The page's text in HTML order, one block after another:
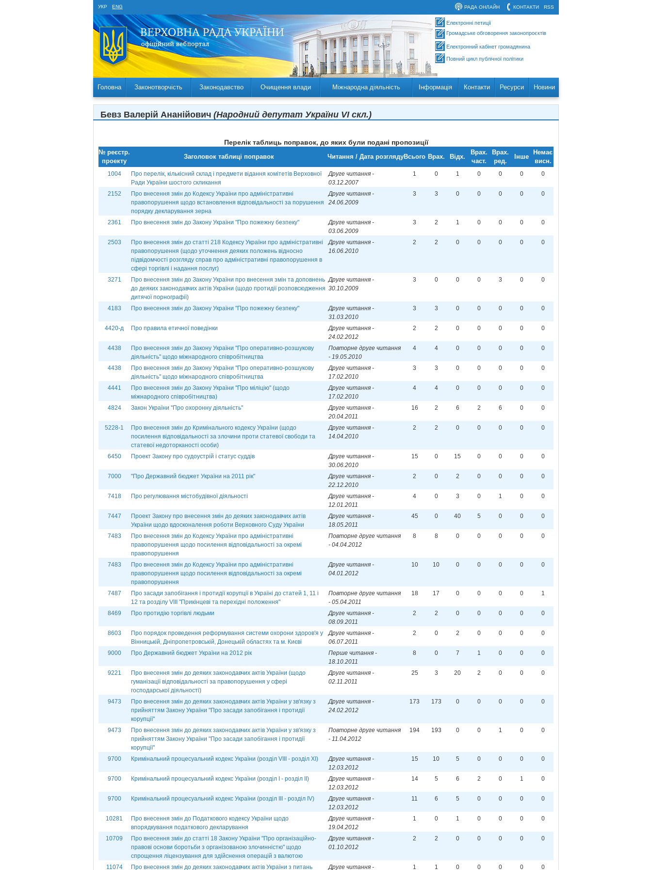
УКР ENG RSS
КОНТАКТИ
РАДА ОНЛАЙН
Електронні петиції
Громадське обговорення законопроєктів
Електронний кабінет громадянина
Повний цикл публічної політики
Головна Законотворчість Законодавство Очищення влади Міжнародна діяльність Інформація Контакти Ресурси Новини
Бевз Валерій Ананійович (Народний депутат України VI скл.)
Перелік таблиць поправок, до яких були подані пропозиції
№ реєстр.
проекту
Заголовок таблиці поправок Читання / Дата розглядуВсього Врах. Відх.
Врах.
част.
Врах.
ред.
Інше
Немає
висн.
1004
Про перелік, кількісний склад і предмети відання комітетів Верховної
Ради України шостого скликання
Друге читання -
03.12.2007
1 0 1 0 0 0 0
2152
Про внесення змін до Кодексу України про адміністративні
правопорушення щодо встановлення відповідальності за порушення
порядку декларування зерна
Друге читання -
24.06.2009
3 3 0 0 0 0 0
2361 Про внесення змін до Закону України "Про пожежну безпеку"
Друге читання -
03.06.2009
3 2 1 0 0 0 0
2503
Про внесення змін до статті 218 Кодексу України про адміністративні
правопорушення (щодо уточнення деяких положень відносно
підвідомчості розгляду справ про адміністративні правопорушення в
сфері торгівлі і надання послуг)
Друге читання -
16.06.2010
2 2 0 0 0 0 0
3271
Про внесення змін до Закону України про внесення змін та доповнень
до деяких законодавчих актів України (щодо протидії розповсюдження
дитячої порнографії)
Друге читання -
30.10.2009
3 0 0 0 3 0 0
4183 Про внесення змін до Закону України "Про пожежну безпеку"
Друге читання -
31.03.2010
3 3 0 0 0 0 0
4420-д Про правила етичної поведінки
Друге читання -
24.02.2012
2 2 0 0 0 0 0
4438
Про внесення змін до Закону України ''Про оперативно-розшукову
діяльність" щодо міжнародного співробітництва
Повторне друге читання
- 19.05.2010
4 4 0 0 0 0 0
4438
Про внесення змін до Закону України ''Про оперативно-розшукову
діяльність" щодо міжнародного співробітництва
Друге читання -
17.02.2010
3 3 0 0 0 0 0
4441
Про внесення змін до Закону України ''Про міліцію" (щодо
міжнародного співробітництва)
Друге читання -
17.02.2010
4 4 0 0 0 0 0
4824 Закон України ''Про охоронну діяльність''
Друге читання -
20.04.2011
16 2 6 2 6 0 0
5228-1
Про внесення змін до Кримінального кодексу України (щодо
посилення відповідальності за злочини проти статевої свободи та
статевої недоторканості особи)
Друге читання -
14.04.2010
2 2 0 0 0 0 0
6450 Проект Закону про судоустрій і статус суддів
Друге читання -
30.06.2010
15 0 15 0 0 0 0
7000 "Про Державний бюджет України на 2011 рік"
Друге читання -
22.12.2010
2 0 2 0 0 0 0
7418 Про регулювання містобудівної діяльності
Друге читання -
12.01.2011
4 0 3 0 1 0 0
7447
Проект Закону про внесення змін до деяких законодавчих актів
України щодо вдосконалення роботи Верховного Суду України
Друге читання -
18.05.2011
45 0 40 5 0 0 0
7483
Про внесення змін до Кодексу України про адміністративні
правопорушення щодо посилення відповідальності за окремі
правопорушення
Повторне друге читання
- 04.04.2012
8 8 0 0 0 0 0
7483
Про внесення змін до Кодексу України про адміністративні
правопорушення щодо посилення відповідальності за окремі
правопорушення
Друге читання -
04.01.2012
10 10 0 0 0 0 0
7487
Про засади запобігання і протидії корупції в Україні до статей 1, 11 і
12 та розділу VІІІ "Прикінцеві та перехідні положення"
Повторне друге читання
- 05.04.2011
18 17 0 0 0 0 1
8469 Про протидію торгівлі людьми
Друге читання -
08.09.2011
2 2 0 0 0 0 0
8603
Про порядок проведення реформування системи охорони здоров'я у
Вінницькій, Дніпропетровській, Донецькій областях та м. Києві
Друге читання -
06.07.2011
2 0 2 0 0 0 0
9000 Про Державний бюджет України на 2012 рік
Перше читання -
18.10.2011
8 0 7 1 0 0 0
9221
Про внесення змін до деяких законодавчих актів України (щодо
гуманізації відповідальності за правопорушення у сфері
господарської діяльності)
Друге читання -
02.11.2011
25 3 20 2 0 0 0
9473
Про внесення змін до деяких законодавчих актів України у зв'язку з
прийняттям Закону України "Про засади запобігання і протидії
корупції"
Друге читання -
24.02.2012
173 173 0 0 0 0 0
9473
Про внесення змін до деяких законодавчих актів України у зв'язку з
прийняттям Закону України "Про засади запобігання і протидії
корупції"
Повторне друге читання
- 11.04.2012
194 193 0 0 1 0 0
9700 Кримінальний процесуальний кодекс України (розділ VІІІ - розділ ХІ)
Друге читання -
12.03.2012
15 10 5 0 0 0 0
9700 Кримінальний процесуальний кодекс України (розділ І - розділ ІІ)
Друге читання -
12.03.2012
14 5 6 2 0 1 0
9700 Кримінальний процесуальний кодекс України (розділ ІІІ - розділ ІV)
Друге читання -
12.03.2012
11 6 5 0 0 0 0
10281
Про внесення змін до Податкового кодексу України щодо
впорядкування податкового декларування
Друге читання -
19.04.2012
1 0 1 0 0 0 0
10709
Про внесення змін до статті 18 Закону України "Про організаційно-
правові основи боротьби з організованою злочинністю" щодо
спрощення ліцензування для здійснення операцій з валютою
Друге читання -
01.10.2012
2 2 0 0 0 0 0
11074 Про внесення змін до деяких законодавчих актів України з питань Друге читання - 1 1 0 0 0 0 0